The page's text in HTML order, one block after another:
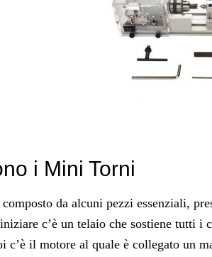
i Mini Torni
da alcuni pezzi essenziali,
c’è un telaio che sostiene tutti
c’è il motore al quale è collegato un